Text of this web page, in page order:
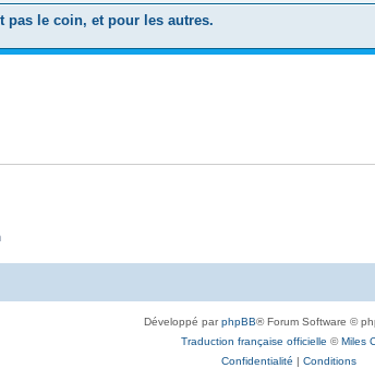
pas le coin, et pour les autres.
Développé parphpBB® Forum Software ©
Traduction française officielle ©Miles
Confidentialité | Conditions